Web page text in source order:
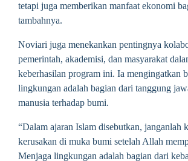
tetapi juga memberikan manfaat ekonomi
tambahnya.
Noviari juga menekankan pentingnya
pemerintah, akademisi, dan masyarakat
keberhasilan program ini. Ia mengingatkan
lingkungan adalah bagian dari tanggung
manusia terhadap bumi.
“Dalam ajaran Islam disebutkan, janganlah
kerusakan di muka bumi setelah Allah
Menjaga lingkungan adalah bagian dari